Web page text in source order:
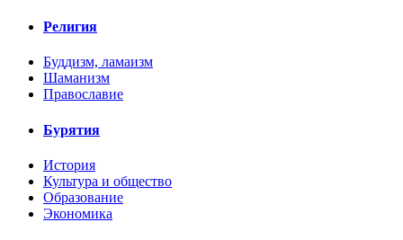
Религия
Буддизм, ламаизм
Шаманизм
Православие
Бурятия
История
Культура и общество
Образование
Экономика